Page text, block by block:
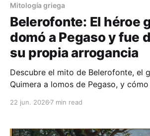
Mitología griega
Belerofonte: El héroe
domó a Pegaso y fue
su propia arrogancia
Descubre el mito de Belerofonte, el
Quimera a lomos de Pegaso, y
22 jun. 2026 7 min read